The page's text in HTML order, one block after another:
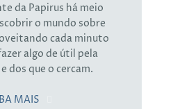
da Papirus há meio
o mundo sobre
cada minuto
algo de útil pela
dos que o cercam.
MAIS